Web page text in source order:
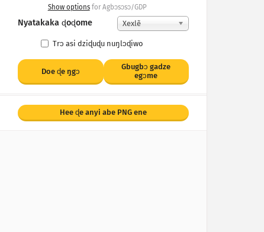
Show optionsfor Agbɔsɔsɔ/GDP
Nyatakaka ɖoɖome Xexlẽ
Trɔ asi dziɖuɖu nuŋlɔɖiwo
Doe ɖe ŋgᴐ
Gbugbɔ gadze
egɔme
Hee ɖe anyi abe PNG ene